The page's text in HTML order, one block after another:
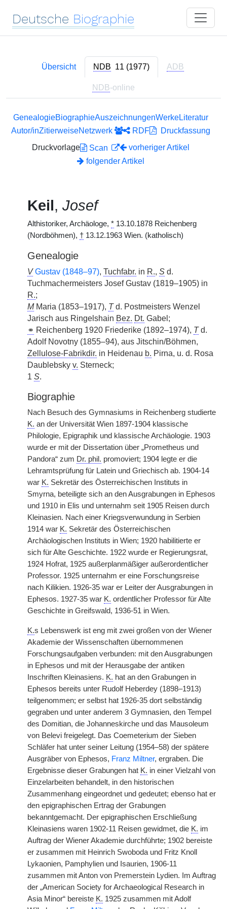
Deutsche Biographie
Übersicht NDB 11 (1977) ADB
NDB-online
GenealogieBiographieAuszeichnungenWerkeLiteratur
Autor/inZitierweiseNetzwerk RDF
Druckfassung
Druckvorlage
Scan
vorheriger Artikel
folgender Artikel
Keil, Josef
Althistoriker, Archäologe, * 13.10.1878 Reichenberg
(Nordböhmen), † 13.12.1963 Wien. (katholisch)
Genealogie
V Gustav (1848–97), Tuchfabr. in R., S d.
Tuchmachermeisters Josef Gustav (1819–1905) in
R.;
MMaria (1853–1917), Td. Postmeisters Wenzel
Jarisch aus Ringelshain Bez. Dt. Gabel;
⚭ Reichenberg 1920 Friederike (1892–1974), Td.
Adolf Novotny (1855–94), aus Jitschin/Böhmen,
Zellulose-Fabrikdir. in Heidenau b. Pirna, u. d. Rosa
Daublebsky v. Sterneck;
1 S.
Biographie
Nach Besuch des Gymnasiums in Reichenberg studierte
K. an der Universität Wien 1897-1904 klassische
Philologie, Epigraphik und klassische Archäologie. 1903
wurde er mit der Dissertation über „Prometheus und
Pandora“ zum Dr. phil. promoviert; 1904 legte er die
Lehramtsprüfung für Latein und Griechisch ab. 1904-14
war K. Sekretär des Österreichischen Instituts in
Smyrna, beteiligte sich an den Ausgrabungen in Ephesos
und 1910 in Elis und unternahm seit 1905 Reisen durch
Kleinasien. Nach einer Kriegsverwundung in Serbien
1914 war K. Sekretär des Österreichischen
Archäologischen Instituts in Wien; 1920 habilitierte er
sich für Alte Geschichte. 1922 wurde er Regierungsrat,
1924 Hofrat, 1925 außerplanmäßiger außerordentlicher
Professor. 1925 unternahm er eine Forschungsreise
nach Kilikien. 1926-35 war er Leiter der Ausgrabungen in
Ephesos. 1927-35 war K. ordentlicher Professor für Alte
Geschichte in Greifswald, 1936-51 in Wien.
K.s Lebenswerk ist eng mit zwei großen von der Wiener
Akademie der Wissenschaften übernommenen
Forschungsaufgaben verbunden: mit den Ausgrabungen
in Ephesos und mit der Herausgabe der antiken
Inschriften Kleinasiens. K. hat an den Grabungen in
Ephesos bereits unter Rudolf Heberdey (1898–1913)
teilgenommen; er selbst hat 1926-35 dort selbständig
gegraben und unter anderem 3 Gymnasien, den Tempel
des Domitian, die Johanneskirche und das Mausoleum
von Belevi freigelegt. Das Coemeterium der Sieben
Schläfer hat unter seiner Leitung (1954–58) der spätere
Ausgräber von Ephesos, Franz Miltner, ergraben. Die
Ergebnisse dieser Grabungen hat K. in einer Vielzahl von
Einzelarbeiten behandelt, in den historischen
Zusammenhang eingeordnet und gedeutet; ebenso hat er
den epigraphischen Ertrag der Grabungen
bekanntgemacht. Der epigraphischen Erschließung
Kleinasiens waren 1902-11 Reisen gewidmet, die K. im
Auftrag der Wiener Akademie durchführte; 1902 bereiste
er zusammen mit Heinrich Swoboda und Fritz Knoll
Lykaonien, Pamphylien und Isaurien, 1906-11
zusammen mit Anton von Premerstein Lydien. Im Auftrag
der „American Society for Archaeological Research in
Asia Minor“ bereiste K. 1925 zusammen mit Adolf